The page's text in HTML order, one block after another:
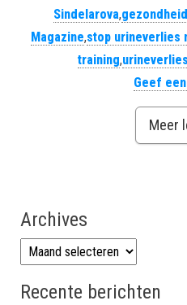
Sindelarova,gezondheid
Magazine,stop urineverlies
training,urineverlies
Geef
Meer
Archives
Archives
Recente berichten